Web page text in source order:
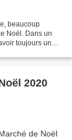
beaucoup
Noël. Dans un
toujours un
2020